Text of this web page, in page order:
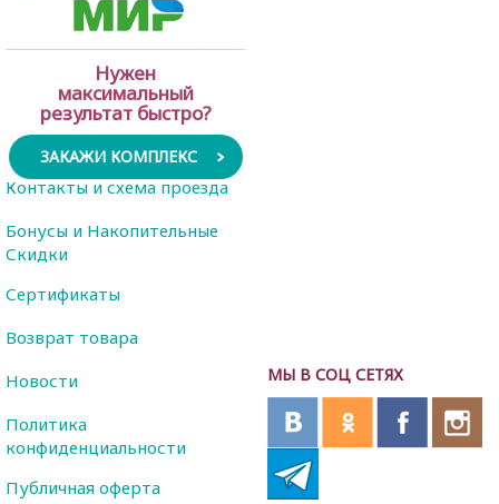
Нужен
максимальный
результат быстро?
ЗАКАЖИ КОМПЛЕКС
МЫ В СОЦ СЕТЯХ
Контакты и схема проезда
Бонусы и Накопительные
Скидки
Сертификаты
Возврат товара
Новости
Политика
конфиденциальности
Публичная оферта